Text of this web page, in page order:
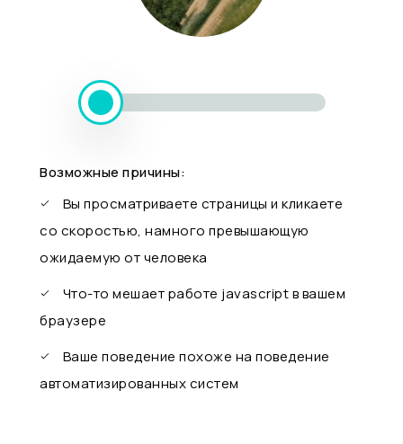
Возможные причины:
Вы просматриваете страницы и кликаете
со скоростью, намного превышающую
ожидаемую от человека
Что-то мешает работе javascript в вашем
браузере
Ваше поведение похоже на поведение
автоматизированных систем